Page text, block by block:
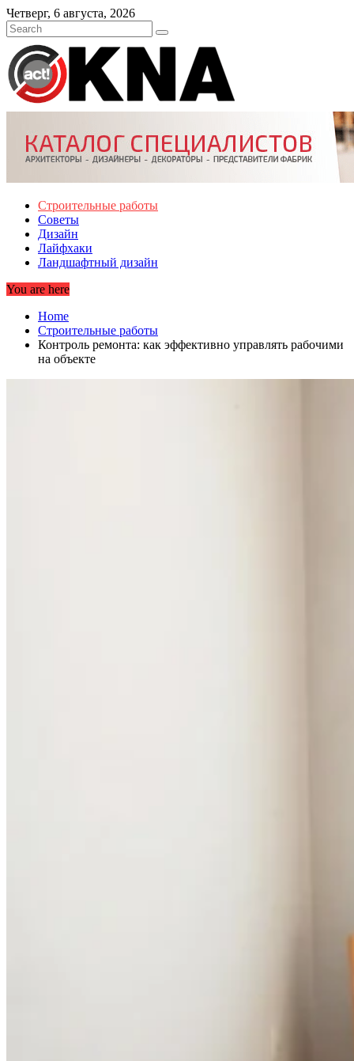
Skip
to
content
Четверг, 6 августа, 2026
Строительные работы
Советы
Дизайн
Лайфхаки
Ландшафтный дизайн
You are here
Home
Строительные работы
Контроль ремонта: как эффективно управлять рабочими
на объекте